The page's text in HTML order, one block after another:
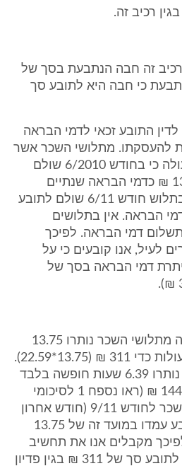
רכיב זה חבה הנתבעת בסך של
הנתבעת כי חבה היא לתובע סך
לדין התובע זכאי לדמי הבראה
להעסקתו. מתלושי השכר אשר
צורפו לתצהיר התובע, עולה כי בחודש 6/2010 שולם
לתובע סכום של 1383.80 ₪ כדמי הבראה שנתיים
(תעריף 340 * 4 ימים). בתלוש חודש 6/11 שולם לתובע
₪ בגין דמי הבראה. אין בתלושים
תשלום דמי הבראה. לפיכך
לעיל, אנו קובעים כי על
דמי הבראה בסך של
32. לטענת התובע כעולה מתלושי השכר נותרו 13.75
שעות חופשה צבורות העולות כדי 311 ₪ (13.75*22.59).
לטענת הנתבעת לתובע נותרו 6.39 שעות חופשה בלבד
העומדות על סך של 144.35 ₪ (ראו נספח 1 לסיכומי
הנתבעת). עיון בתלוש השכר לחודש 9/11 (חודש אחרון
להעסקה) מעלה כי לתובע עמדו במועד זה של 13.75
מקבלים אנו את תחשיב
התובע. הנתבעת תשלם לתובע סך של 311 ₪ בגין פדיון